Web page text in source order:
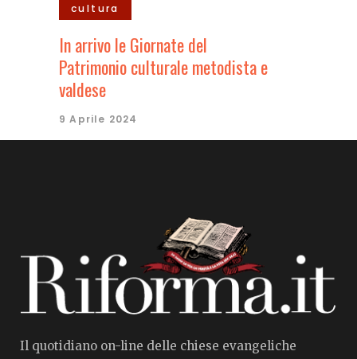
cultura
In arrivo le Giornate del
Patrimonio culturale metodista e
valdese
9 Aprile 2024
Il quotidiano on-line delle chiese evangeliche